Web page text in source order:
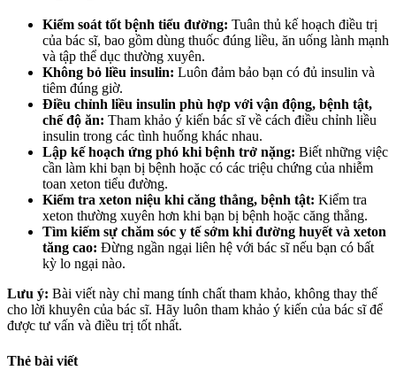
Kiểm soát tốt bệnh tiểu đường: Tuân thủ kế hoạch điều trị
của bác sĩ, bao gồm dùng thuốc đúng liều, ăn uống lành mạnh
và tập thể dục thường xuyên.
Không bỏ liều insulin: Luôn đảm bảo bạn có đủ insulin và
tiêm đúng giờ.
Điều chỉnh liều insulin phù hợp với vận động, bệnh tật,
chế độ ăn: Tham khảo ý kiến bác sĩ về cách điều chỉnh liều
insulin trong các tình huống khác nhau.
Lập kế hoạch ứng phó khi bệnh trở nặng: Biết những việc
cần làm khi bạn bị bệnh hoặc có các triệu chứng của nhiễm
toan xeton tiểu đường.
Kiểm tra xeton niệu khi căng thẳng, bệnh tật: Kiểm tra
xeton thường xuyên hơn khi bạn bị bệnh hoặc căng thẳng.
Tìm kiếm sự chăm sóc y tế sớm khi đường huyết và xeton
tăng cao: Đừng ngần ngại liên hệ với bác sĩ nếu bạn có bất
kỳ lo ngại nào.
Lưu ý: Bài viết này chỉ mang tính chất tham khảo, không thay thế
cho lời khuyên của bác sĩ. Hãy luôn tham khảo ý kiến của bác sĩ để
được tư vấn và điều trị tốt nhất.
Thẻ bài viết